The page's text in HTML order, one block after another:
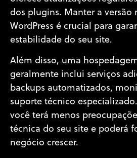
dos plugins. Manter a versão
WordPress é crucial para
estabilidade do seu site.
Além disso, uma
geralmente inclui serviços
backups automatizados,
suporte técnico
você terá menos
técnica do seu site e poderá
negócio crescer.